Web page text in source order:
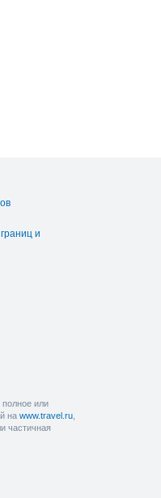
и
или
на www.travel.ru
частичная